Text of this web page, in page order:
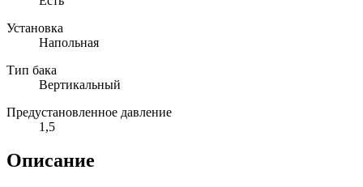
Установка
Напольная
Тип бака
Вертикальный
Предустановленное давление
1,5
Описание